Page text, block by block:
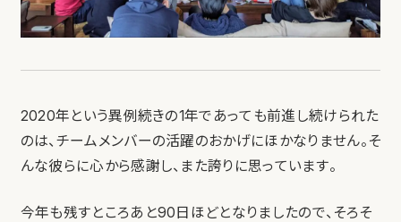
2020年という異例続きの1年であっても前進し続けられた
のは、チームメンバーの活躍のおかげにほかなりません。そ
んな彼らに心から感謝し、また誇りに思っています。
今年も残すところあと90日ほどとなりましたので、そろそ